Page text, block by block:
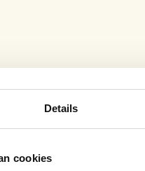
Details
cookies